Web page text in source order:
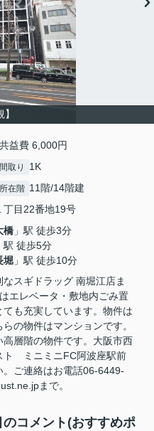
】
益費 6,000円
間取り 1K
所在階 11階/14階建
丁目22番地19号
橋 」駅 徒歩3分
駅 徒歩5分
堀 」駅 徒歩10分
スギドラッグ 南堀江店ま
エレベータ・敷地内ごみ置
も充実しています。物件は
の物件はマンションです。
層階の物件です。大阪市西
ト ミニミニFC阿波座駅前
。ご連絡はお電話06-6449-
まで。
コメント(おすすめポ